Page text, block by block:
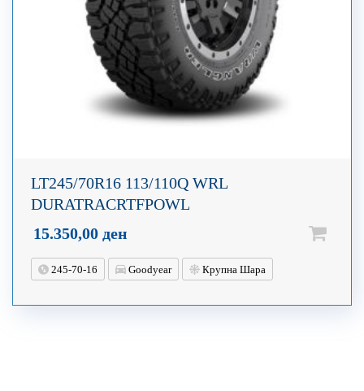
LT245/70R16 113/110Q WRL
DURATRACRTFPOWL
15.350,00 ден
245-70-16 Goodyear Крупна Шара